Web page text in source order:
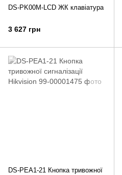
DS-PK00M-LCD ЖК клавіатура
3 627 грн
DS-PEA1-21 Кнопка тривожної